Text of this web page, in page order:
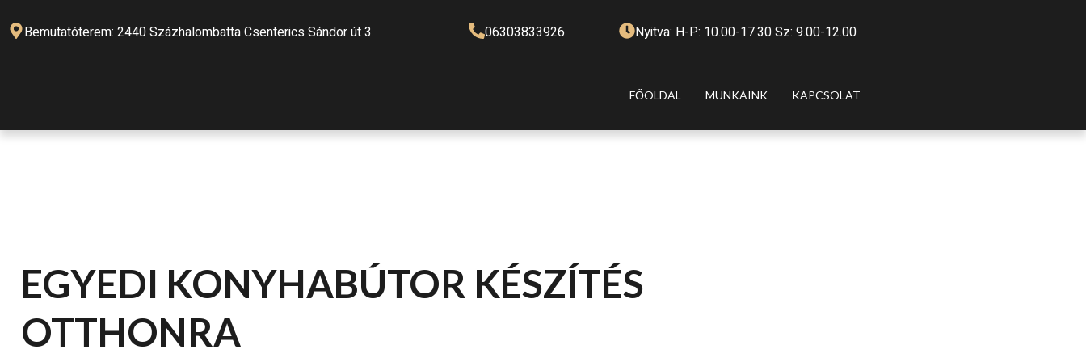
Bemutatóterem: 2440 Százhalombatta Csenterics Sándor út 3. 06303833926 Nyitva: H-P: 10.00-17.30 Sz: 9.00-12.00
FŐOLDAL MUNKÁINK KAPCSOLAT
EGYEDI KONYHABÚTOR KÉSZÍTÉS
OTTHONRA